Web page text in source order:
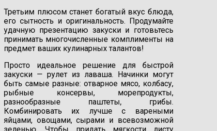
Третьим плюсом станет богатый вкус блюда,
его сытность и оригинальность. Продумайте
удачную презентацию закуски и готовьтесь
принимать многочисленные комплименты на
предмет ваших кулинарных талантов!
Просто идеальное решение для быстрой
закуски — рулет из лаваша. Начинки могут
быть самые разные: отварное мясо, колбасу,
рыбные консервы, морепродукты,
разнообразные паштеты, грибы.
Комбинировать их лучше с вареными
яйцами, овощами, сырами и всевозможной